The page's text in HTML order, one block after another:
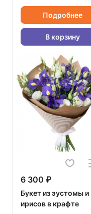
Подробнее
В корзину
6 300 ₽
Букет из эустомы и
ирисов в крафте